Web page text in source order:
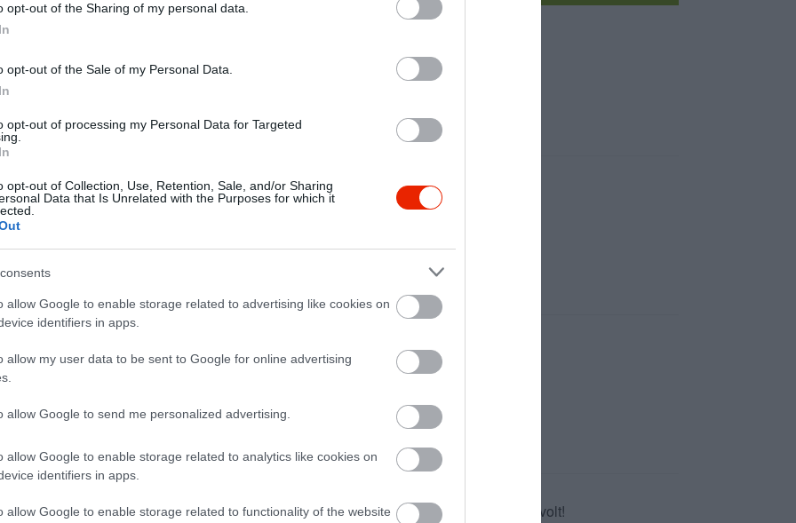
opt-out of the Sharing of my personal data.
opt-out of the Sale of my Personal Data.
opt-out of processing my Personal Data for Targeted
opt-out of Collection, Use, Retention, Sale, and/or Sharing
Data that Is Unrelated with the Purposes for which it
allow Google to enable storage related to advertising like cookies on
identifiers in apps.
allow my user data to be sent to Google for online advertising
allow Google to send me personalized advertising.
allow Google to enable storage related to analytics like cookies on
identifiers in apps.
allow Google to enable storage related to functionality of the website
nagyszerű ételek.
nagyon finom ételek.
remek konyha. Borlovagként még szigorúbban értékeltem, de minden a helyén volt!